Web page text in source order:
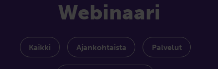
Webinaari
Kaikki Ajankohtaista Palvelut